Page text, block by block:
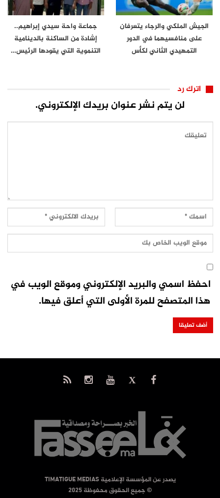
الجيش الملكي والرجاء يتعرفان
على منافسيهما في الدور
التمهيدي الثاني لكأس
جماعة واحة سيدي إبراهيم..
إشادة من الساكنة بالدينامية
التنموية التي يقودها الرئيس…
اترك رد
لن يتم نشر عنوان بريدك الإلكتروني.
احفظ اسمي والبريد الإلكتروني وموقع الويب في
هذا المتصفح للمرة الأولى التي أعلق فيها.
يصدر عن المؤسسة الإعلامية TIMATIGUE MEDIAS
© جميع الحقوق محفوظة 2025